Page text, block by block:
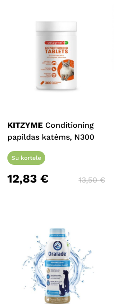
KITZYME Conditioning
papildas katėms, N300
Su kortele
12,83 € 13,50€